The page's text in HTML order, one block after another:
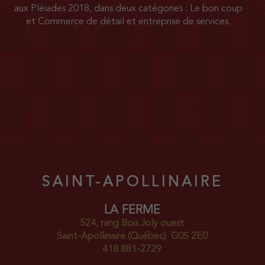
o
i
r
e
a
c
a
m
aux Pléiades 2018, dans deux catégories : Le bon coup
et Commerce de détail et entreprise de services.
SAINT-APOLLINAIRE
LA FERME
524, rang Bois Joly ouest
Saint-Apollinaire (Québec) G0S 2E0
418 881-2729